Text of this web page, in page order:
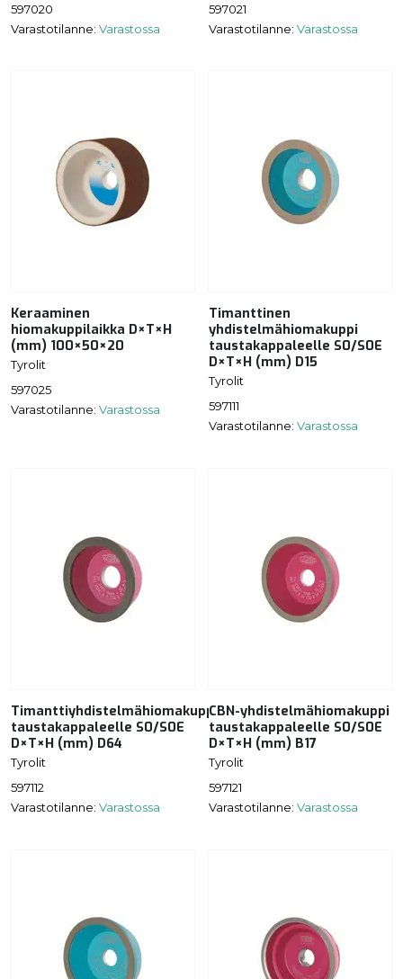
597020
Varastotilanne: Varastossa
597021
Varastotilanne: Varastossa
Keraaminen
hiomakuppilaikka D×T×H
(mm) 100×50×20
Tyrolit
597025
Varastotilanne: Varastossa
Timanttinen
yhdistelmähiomakuppi
taustakappaleelle S0/S0E
D×T×H (mm) D15
Tyrolit
597111
Varastotilanne: Varastossa
Timanttiyhdistelmähiomakuppi
taustakappaleelle S0/S0E
D×T×H (mm) D64
Tyrolit
597112
Varastotilanne: Varastossa
CBN-yhdistelmähiomakuppi
taustakappaleelle S0/S0E
D×T×H (mm) B17
Tyrolit
597121
Varastotilanne: Varastossa